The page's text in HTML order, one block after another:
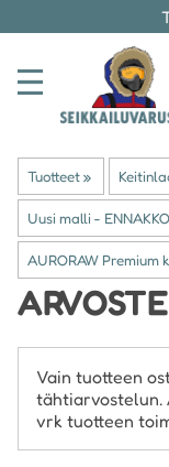
Tuotteet‪»
Uusi malli -
AURORAW
Vain tuotteen
tähtiarvostelun.
vrk tuotteen